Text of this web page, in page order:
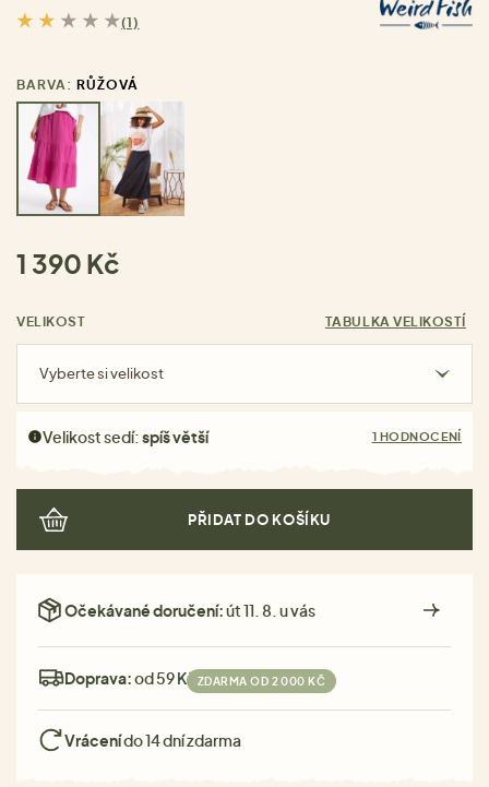
(1)
BARVA: RŮŽOVÁ
1 390 Kč
VELIKOST TABULKA VELIKOSTÍ
Vyberte si velikost
Velikost sedí:spíš větší 1 HODNOCENÍ
PŘIDAT DO KOŠÍKU
Očekávané doručení:út 11. 8. u vás
Doprava:od 59 Kč ZDARMA OD 2 000 KČ
Vrácenído 14 dní zdarma